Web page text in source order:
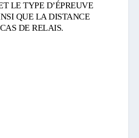
LE TYPE D’ÉPREUVE
QUE LA DISTANCE
DE RELAIS.